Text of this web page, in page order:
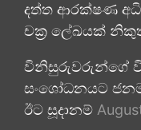
දත්ත ආරක්ෂණ
චක්‍ර ලේඛයක්
විනිසුරුවරුන්ගේ
සංශෝධනයට
ඊට සූදානම්